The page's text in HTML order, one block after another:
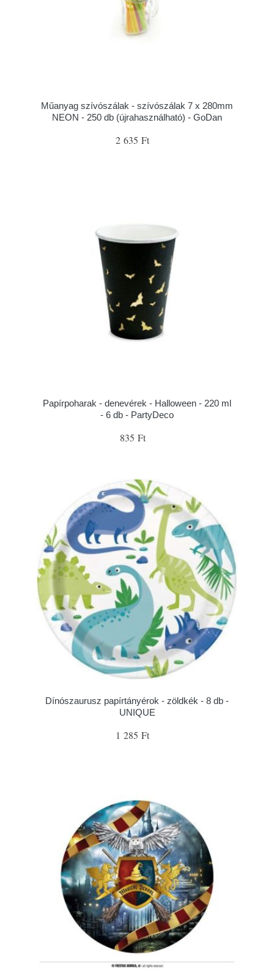
Műanyag szívószálak - szívószálak 7 x 280mm
NEON - 250 db (újrahasználható) - GoDan
2 635 Ft
Papírpoharak - denevérek - Halloween - 220 ml
- 6 db - PartyDeco
835 Ft
Dínószaurusz papírtányérok - zöldkék - 8 db -
UNIQUE
1 285 Ft